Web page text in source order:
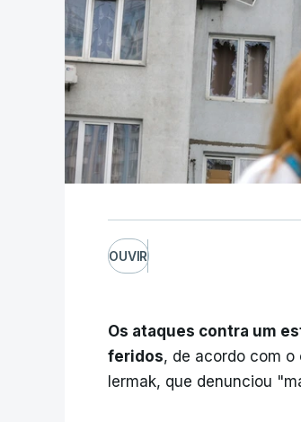
OUVIR
Os ataques contra um
feridos, de acordo com
Iermak, que denunciou